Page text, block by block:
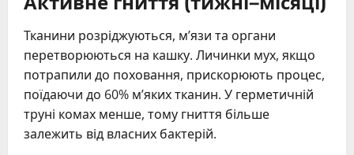
Тканини розріджуються, м’язи та органи
перетворюються на кашку. Личинки мух, якщо
потрапили до поховання, прискорюють процес,
поїдаючи до 60% м’яких тканин. У герметичній
труні комах менше, тому гниття більше
залежить від власних бактерій.